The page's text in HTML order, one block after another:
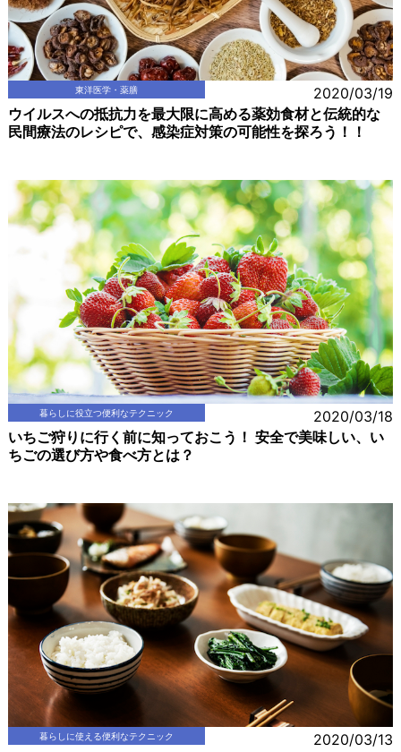
東洋医学・薬膳 2020/03/19
ウイルスへの抵抗力を最大限に高める薬効食材と伝統的な
民間療法のレシピで、感染症対策の可能性を探ろう！！
暮らしに役立つ便利なテクニック 2020/03/18
いちご狩りに行く前に知っておこう！ 安全で美味しい、い
ちごの選び方や食べ方とは？
暮らしに使える便利なテクニック 2020/03/13